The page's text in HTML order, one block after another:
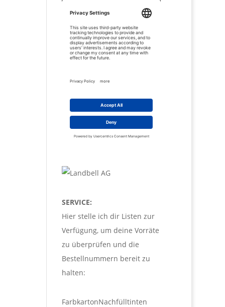
SERVICE:
Hier stelle ich dir Listen zur
Verfügung, um deine Vorräte
zu überprüfen und die
Bestellnummern bereit zu
halten:
FarbkartonNachfülltinten